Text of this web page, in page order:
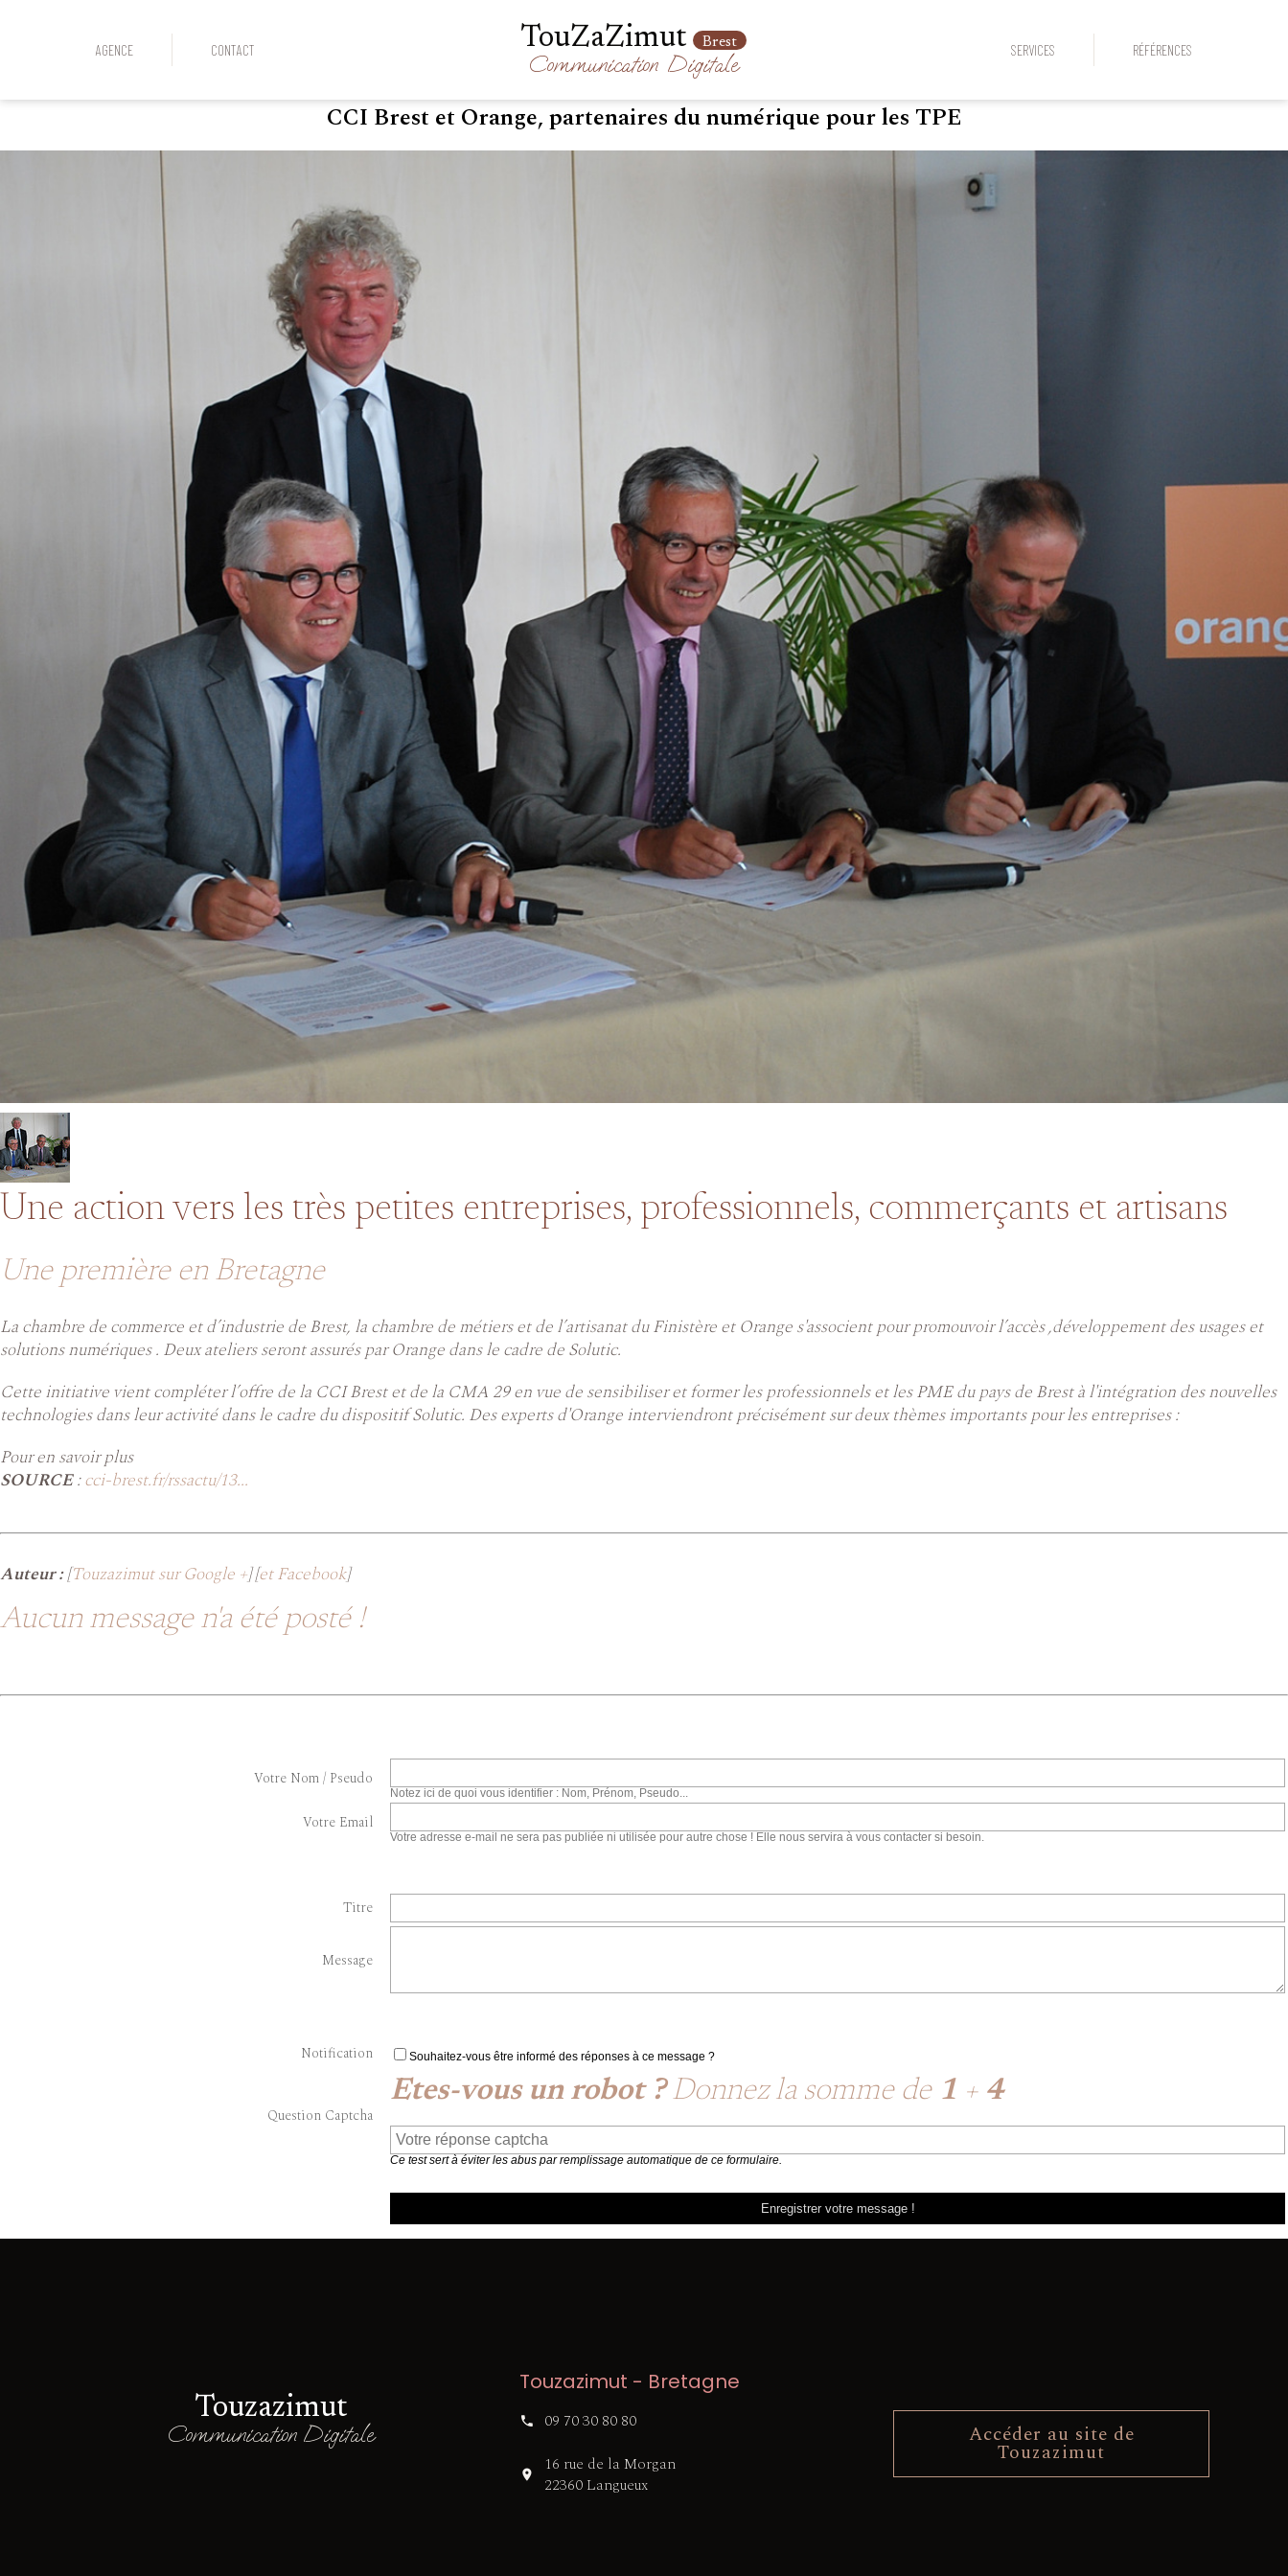
AGENCE CONTACT TouZaZimut Brest
Communication Digitale
SERVICES RÉFÉRENCES
CCI Brest et Orange, partenaires du numérique pour les TPE
Une action vers les très petites entreprises, professionnels, commerçants et artisans
Une première en Bretagne
La chambre de commerce et d’industrie de Brest, la chambre de métiers et de l’artisanat du Finistère et Orange s'associent pour promouvoir l’accès ,développement des usages et
solutions numériques . Deux ateliers seront assurés par Orange dans le cadre de Solutic.
Cette initiative vient compléter l’offre de la CCI Brest et de la CMA 29 en vue de sensibiliser et former les professionnels et les PME du pays de Brest à l'intégration des nouvelles
technologies dans leur activité dans le cadre du dispositif Solutic. Des experts d'Orange interviendront précisément sur deux thèmes importants pour les entreprises :
Pour en savoir plus
SOURCE:cci-brest.fr/rssactu/13...
Auteur :[Touzazimut sur Google +] [et Facebook]
Aucun message n'a été posté !
Votre Nom / Pseudo
Notez ici de quoi vous identifier : Nom, Prénom, Pseudo...
Votre Email
Votre adresse e-mail ne sera pas publiée ni utilisée pour autre chose ! Elle nous servira à vous contacter si besoin.
Titre
Message
Notification Souhaitez-vous être informé des réponses à ce message ?
Question Captcha
Etes-vous un robot ?Donnez la somme de 1 + 4
Ce test sert à éviter les abus par remplissage automatique de ce formulaire.
Touzazimut
Communication Digitale
Touzazimut - Bretagne
09 70 30 80 80
16 rue de la Morgan
22360 Langueux
Accéder au site de
Touzazimut